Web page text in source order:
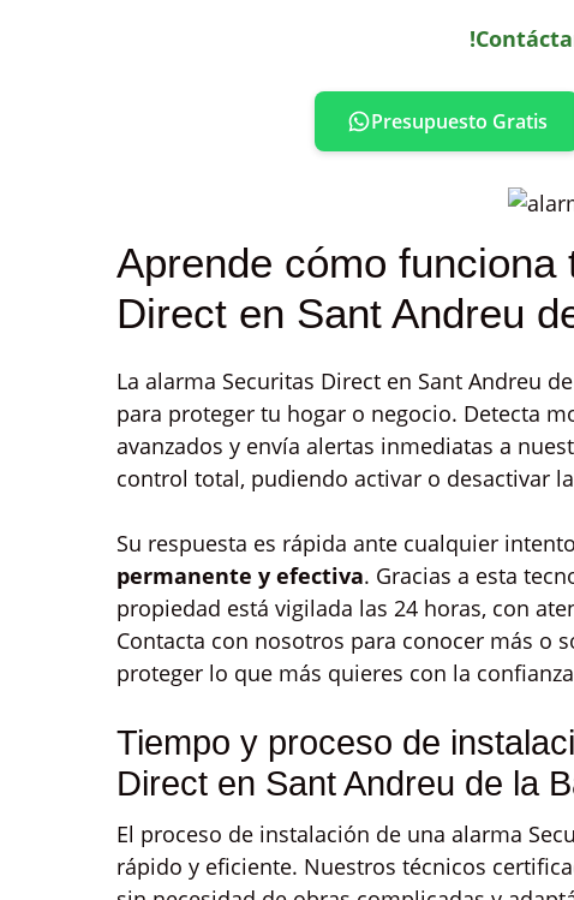
Presupuesto Gratis
Aprende cómo
Direct en Sant Andreu
La alarma Securitas Direct en Sant Andreu
para proteger tu hogar o negocio. Detecta
avanzados y envía alertas inmediatas a
control total, pudiendo activar o desactivar
Su respuesta es rápida ante cualquier
permanente y efectiva. Gracias a esta
propiedad está vigilada las 24 horas, con
Contacta con nosotros para conocer más o
proteger lo que más quieres con la
Tiempo y proceso de
Direct en Sant Andreu de la
El proceso de instalación de una alarma
rápido y eficiente. Nuestros técnicos